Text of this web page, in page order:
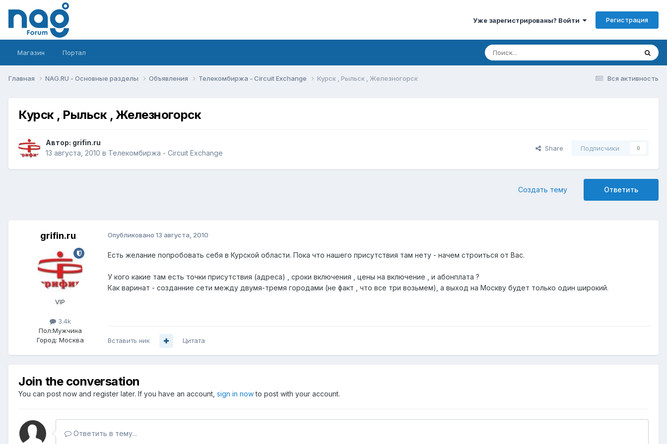
Уже зарегистрированы? Войти Регистрация
Магазин Портал
Вся активность
Главная NAG.RU - Основные разделы Объявления Телекомбиржа - Circuit Exchange Курск , Рыльск , Железногорск
Курск , Рыльск , Железногорск
Автор: grifin.ru
13 августа, 2010 в Телекомбиржа - Circuit Exchange
Share Подписчики 0
Ответить
Создать тему
grifin.ru
VIP
3.4k
Пол:Мужчина
Город: Москва
Опубликовано 13 августа, 2010
Есть желание попробовать себя в Курской области. Пока что нашего присутствия там нету - начем строиться от Вас.
У кого какие там есть точки присутствия (адреса) , сроки включения , цены на включение , и абонплата ?
Как варинат - созданние сети между двумя-тремя городами (не факт , что все три возьмем), а выход на Москву будет только один широкий.
Вставить ник Цитата
Join the conversation
You can post now and register later. If you have an account, sign in nowto post with your account.
Ответить в тему...